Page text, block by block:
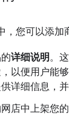
，您可以添加
详细说明。
以便用户能
详细信息，
店中上架您